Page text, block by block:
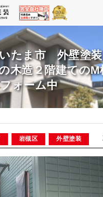
たま市 外壁塗
木造２階建ての
ォーム中
岩槻区 外壁塗装